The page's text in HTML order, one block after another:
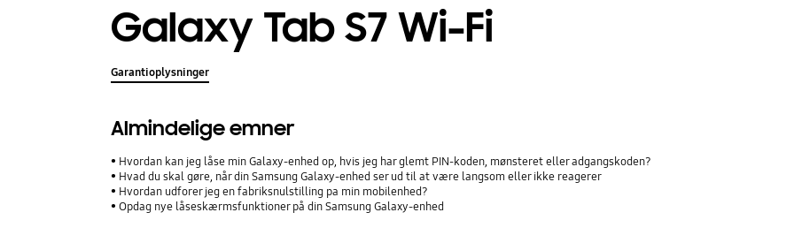
Galaxy Tab S7 Wi-Fi
Garantioplysninger
Almindelige emner
Hvordan kan jeg låse min Galaxy-enhed op, hvis jeg har glemt PIN-koden, mønsteret eller adgangskoden?
Hvad du skal gøre, når din Samsung Galaxy-enhed ser ud til at være langsom eller ikke reagerer
Hvordan udforer jeg en fabriksnulstilling pa min mobilenhed?
Opdag nye låseskærmsfunktioner på din Samsung Galaxy-enhed